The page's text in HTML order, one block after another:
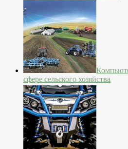
сфере сельского хозяйства